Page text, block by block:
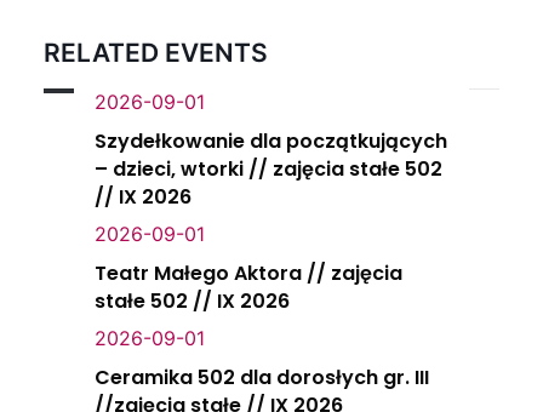
RELATED EVENTS
2026-09-01
Szydełkowanie dla początkujących
– dzieci, wtorki // zajęcia stałe 502
// IX 2026
2026-09-01
Teatr Małego Aktora // zajęcia
stałe 502 // IX 2026
2026-09-01
Ceramika 502 dla dorosłych gr. III
//zajęcia stałe // IX 2026